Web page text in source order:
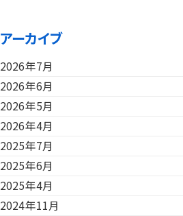
アーカイブ
2026年7月
2026年6月
2026年5月
2026年4月
2025年7月
2025年6月
2025年4月
2024年11月